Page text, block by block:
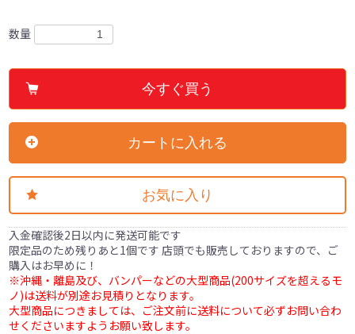
数量
今すぐ買う
カートに入れる
お気に入り
入金確認後2日以内に発送可能です
限定品のため残りあと1個です 店頭でも販売しておりますので、ご
購入はお早めに！
※沖縄・離島及び、バンパーなどの大型商品(200サイズを超えるモ
ノ)は送料が別途お見積りとなります。
大型商品につきましては、ご注文前に送料について必ずお問い合わ
せくださいますようお願い致します。